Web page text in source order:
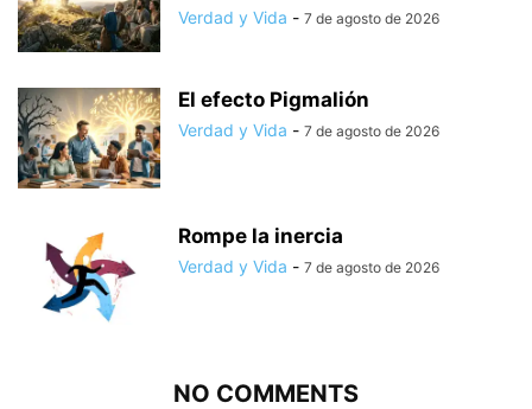
Verdad y Vida - 7 de agosto de 2026
El efecto Pigmalión
Verdad y Vida - 7 de agosto de 2026
Rompe la inercia
Verdad y Vida - 7 de agosto de 2026
NO COMMENTS